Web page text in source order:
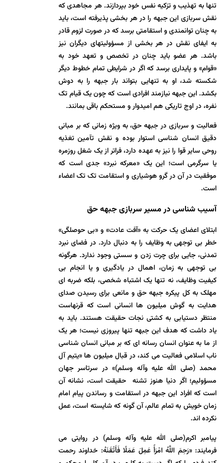
تنها به تهذیب و تزکیه نفس خود بپردازند. هر مجاهدی که
نقش سربازی این جبهه را در هر بخشی پذیرفته است، باید
به چنان توانمندی و استقامتی برسد که در صورت لزوم قادر
به ایفای نقش در هر بخشی از مسؤولیتهای دیگران نیز
باشد. هر عضو باید چنان در تخصص و تعهد خود به
«قوام» و پایداری برسد که اگر در شرایطی تمام خطوط دیگر
شکسته شد، او به تنهایی بتواند بار جبهه را به دوش
بکشد. این جبهه نیازمند افرادی است که چون یک قیام تک
نفره، در اوج تاریکی هم امیدوار و مستحکم باقی بمانند.
فعالیت و سربازی در جبهه حق، به ویژه زمانی که بر مبانی
دقیق انسان شناسی استوار بوده و نقش تآمین تغذیه
روحی سایر قوا را نیز به عهده دارد، فراتر از یک شغل روزمره
یا سرگرمی است؛ این یک «معرکه نبرد» جدی است که
موفقیت در آن در گرو هوشیاری و استقامت تک تک اعضاء
است.
آسیب شناسی در مسیر سربازی جبهه حق
ابتلای اعضای یک حرکت به «آفت عادت» و «بی حوصلگی»
خطر بی توجهی به وظایف را به دنبال دارد. در فضای نبرد
تمدنی، جایی برای چرت زدن و سستی وجود ندارد. هرگونه
بی توجهی به زمان، اهمال در یادگیری و یا انجام بی
کیفیت وظایف، نه تنها یک اشتباه شخصی، بلکه ضربه ای
مهلک به کل پیکره جبهه حق و مانعی برای رسیدن صدای
هدایت به گوش میلیون ها انسانی است که قرنهاست
منتظر دستیابی به کشتی نجات حقیقت هستند. باید به
یاد داشت که هدف این جبهه تنها پیروزی نیست؛ هر یک
از ما به عنوان انسان رسانه ای که بر مبانی انسان شناسی
ناب اسلامی فعالیت می کند، در قبال میلیون ها «یتیم آل
محمد (صلی الله علیه وآله وسلم)» در سرتاسر جهان
مسؤولیم؛ اگر دنیا هنوز تشنه حقیقت است، نشانه آن
است که افراد این جبهه در استقامت و رساندن پیام امام
زمان خویش به تمام عالم، آن گونه که شایسته است، عمل
نکرده اند.
پیامبر اکرم(صلی الله علیه وآله وسلم) در روایتی می
فرمایند: «رَحِمَ اللَّهُ امْرَأً عَمِلَ عَمَلًا فَأَتْقَنَهُ: خداوند رحمت